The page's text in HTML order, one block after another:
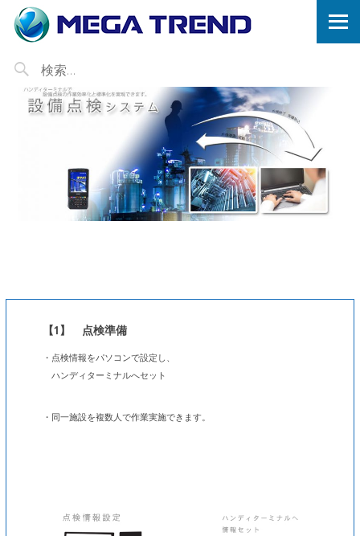
【1】 点検準備
・点検情報をパソコンで設定し、
ハンディターミナルへセット
・同一施設を複数人で作業実施できます。